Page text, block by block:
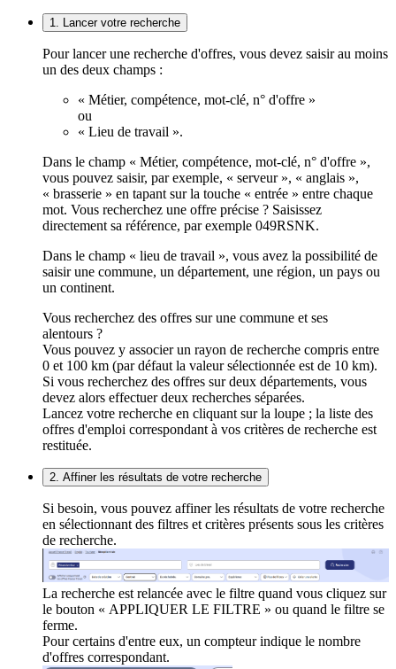
1. Lancer votre recherche
Pour lancer une recherche d'offres, vous devez saisir au moins
un des deux champs :
« Métier, compétence, mot-clé, n° d'offre »
ou
« Lieu de travail ».
Dans le champ « Métier, compétence, mot-clé, n° d'offre »,
vous pouvez saisir, par exemple, « serveur », « anglais »,
« brasserie » en tapant sur la touche « entrée » entre chaque
mot. Vous recherchez une offre précise ? Saisissez
directement sa référence, par exemple 049RSNK.
Dans le champ « lieu de travail », vous avez la possibilité de
saisir une commune, un département, une région, un pays ou
un continent.
Vous recherchez des offres sur une commune et ses
alentours ?
Vous pouvez y associer un rayon de recherche compris entre
0 et 100 km (par défaut la valeur sélectionnée est de 10 km).
Si vous recherchez des offres sur deux départements, vous
devez alors effectuer deux recherches séparées.
Lancez votre recherche en cliquant sur la loupe ; la liste des
offres d'emploi correspondant à vos critères de recherche est
restituée.
2. Affiner les résultats de votre recherche
Si besoin, vous pouvez affiner les résultats de votre recherche
en sélectionnant des filtres et critères présents sous les critères
de recherche.
La recherche est relancée avec le filtre quand vous cliquez sur
le bouton « APPLIQUER LE FILTRE » ou quand le filtre se
ferme.
Pour certains d'entre eux, un compteur indique le nombre
d'offres correspondant.